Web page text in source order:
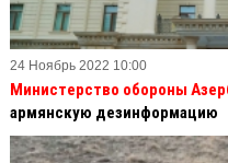
24 Ноябрь 2022 10:00
Министерство обороны
армянскую дезинформацию